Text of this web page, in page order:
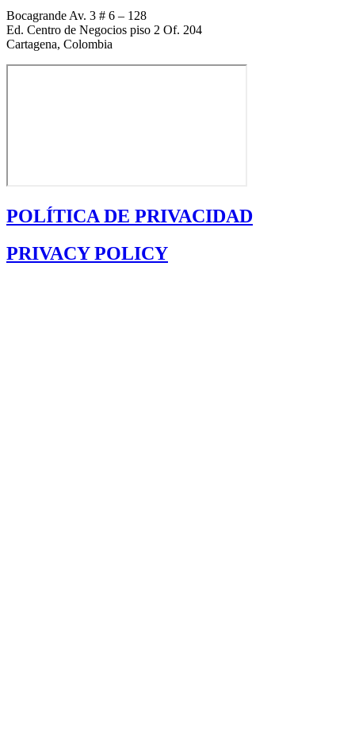
Bocagrande Av. 3 # 6 – 128
Ed. Centro de Negocios piso 2 Of. 204
Cartagena, Colombia
POLÍTICA DE PRIVACIDAD
PRIVACY POLICY